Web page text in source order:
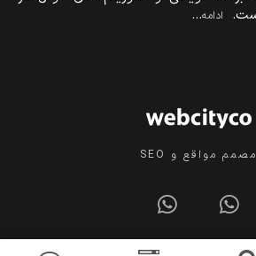
ادامه…
مصمم مواقع و SEO